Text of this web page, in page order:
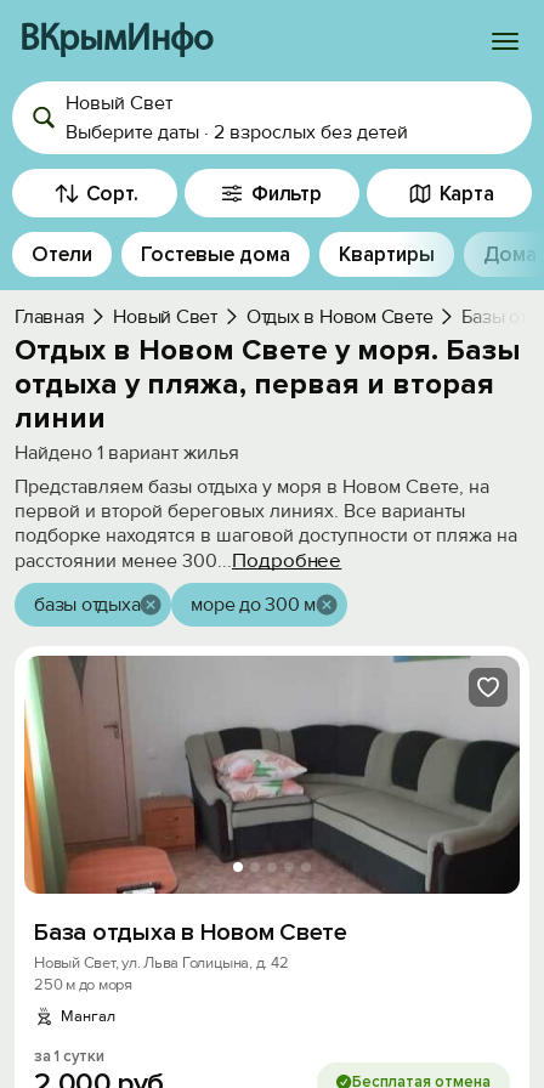
ВКрымИнфо
Войти
Избранное
История просмотра
Добавить свой объект
Новый Свет
Выберите даты · 2 взрослых без детей
Сорт. Фильтр Карта
Отели Гостевые дома Квартиры Дома
Главная Новый Свет Отдых в Новом Свете Базы
Отдых в Новом Свете у моря. Базы
отдыха у пляжа, первая и вторая
линии
Найдено 1 вариант жилья
Представляем базы отдыха у моря в Новом Свете, на
первой и второй береговых линиях. Все варианты
подборке находятся в шаговой доступности от пляжа на
расстоянии менее 300...Подробнее
базы отдыха море до 300 м
База отдыха в Новом Свете
Новый Свет, ул. Льва Голицына, д. 42
250 м до моря
Мангал
за 1 сутки
Бесплатая отмена